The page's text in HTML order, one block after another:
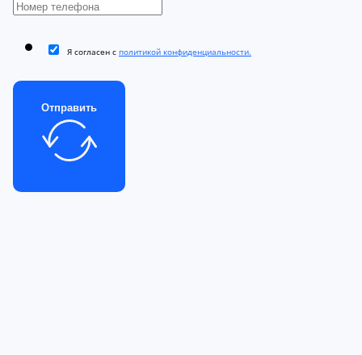
Я согласен с политикой конфиденциальности.
Отправить